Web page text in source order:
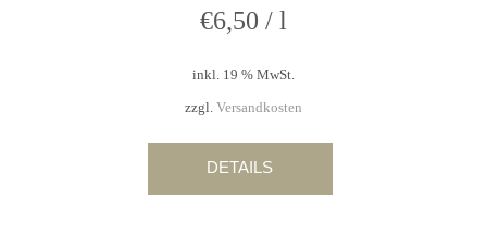
€6,50 / l
inkl. 19 % MwSt.
zzgl. Versandkosten
DETAILS